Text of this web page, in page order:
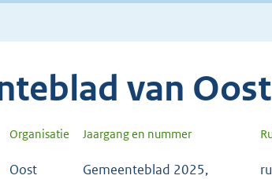
van
Organisatie Jaargang en nummer
Oost
Gemeenteblad 2025,